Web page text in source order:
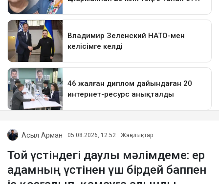
Асыл Арман 05.08.2026, 12:52 Жаңалықтар
Той үстіндегі даулы мәлімдеме: ер
адамның үстінен үш бірдей баппен